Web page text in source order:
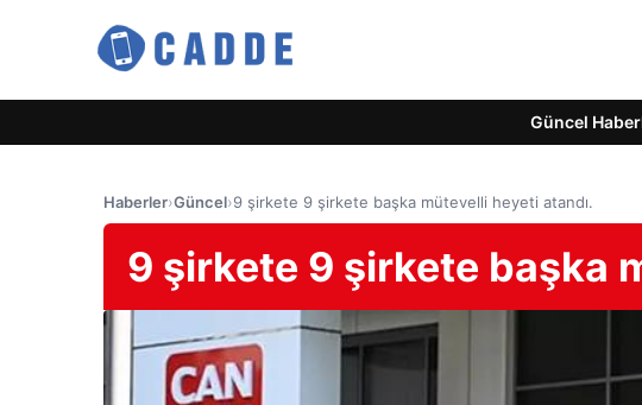
Güncel
Haberler›Güncel›9 şirkete 9 şirkete başka mütevelli heyeti atandı.
9 şirkete 9 şirkete başka